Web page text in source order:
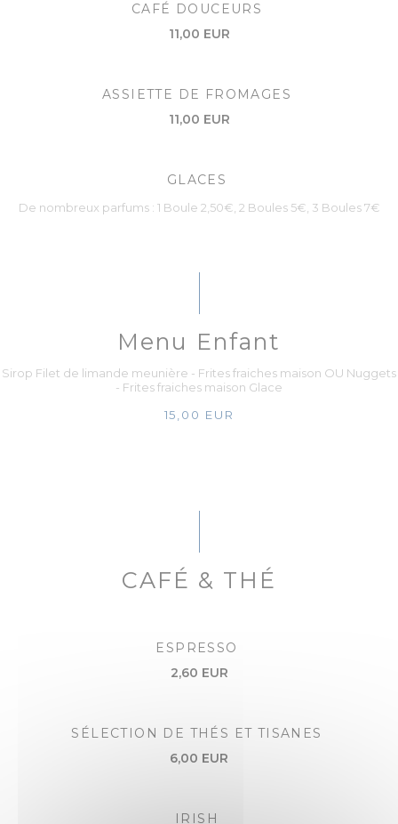
CAFÉ DOUCEURS
11,00 EUR
ASSIETTE DE FROMAGES
11,00 EUR
GLACES
De nombreux parfums : 1 Boule 2,50€, 2 Boules 5€, 3 Boules 7€
Menu Enfant
Sirop Filet de limande meunière - Frites fraiches maison OU Nuggets
- Frites fraiches maison Glace
15,00 EUR
CAFÉ & THÉ
ESPRESSO
2,60 EUR
SÉLECTION DE THÉS ET TISANES
6,00 EUR
IRISH